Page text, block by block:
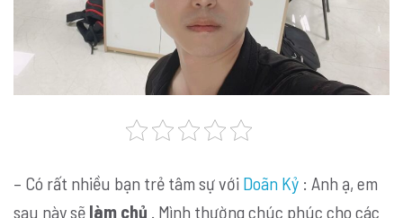
– Có rất nhiều bạn trẻ tâm sự với Doãn Kỷ : Anh ạ, em
sau này sẽ làm chủ . Mình thường chúc phúc cho các